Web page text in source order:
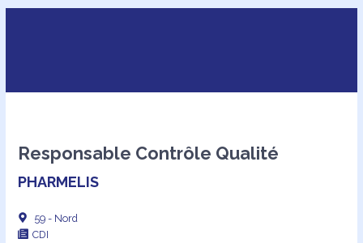
Responsable Contrôle Qualité
PHARMELIS
59 - Nord
CDI